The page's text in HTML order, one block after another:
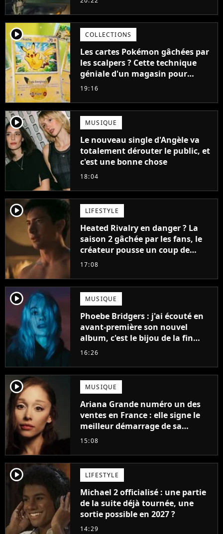
player2 COLLECTIONS
Les cartes Pokémon gâchées par
les scalpers ? Cette technique
géniale d'un magasin pour
ruiner les revendeurs
19:16
player2 MUSIQUE
Le nouveau single d'Angèle va
totalement dérouter le public, et
c'est une bonne chose
18:04
player2 LIFESTYLE
Heated Rivalry en danger ? La
saison 2 gâchée par les fans, le
créateur pousse un coup de
gueule
17:08
player2 MUSIQUE
Phoebe Bridgers : j'ai écouté en
avant-première son nouvel
album, c'est le bijou de la fin
d'été
16:26
player2 MUSIQUE
Ariana Grande numéro un des
ventes en France : elle signe le
meilleur démarrage de sa
carrière avec son album Petal
15:08
player2 LIFESTYLE
Michael 2 officialisé : une partie
de la suite déjà tournée, une
sortie possible en 2027 ?
14:29